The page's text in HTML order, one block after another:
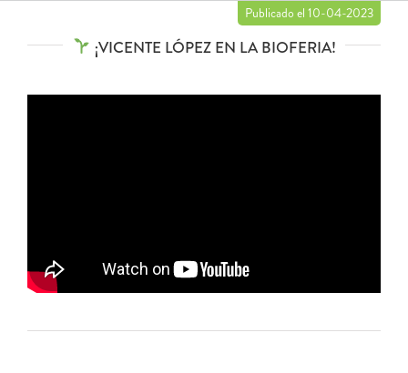
Publicado el 10-04-2023
¡VICENTE LÓPEZ EN LA BIOFERIA!